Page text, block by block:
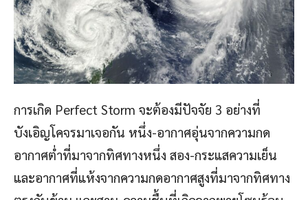
การเกิด Perfect Storm จะต้องมีปัจจัย 3 อย่างที่
บังเอิญโคจรมาเจอกัน หนึ่ง-อากาศอุ่นจากความกด
อากาศต่ำที่มาจากทิศทางหนึ่ง สอง-กระแสความเย็น
และอากาศที่แห้งจากความกดอากาศสูงที่มาจากทิศทาง